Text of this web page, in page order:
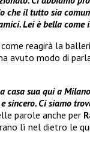
che il tutto sia
Lei è bella come
reagirà la
avuto modo di
sua qui a
sincero. Ci siamo
parole anche per
lì nel dietro le